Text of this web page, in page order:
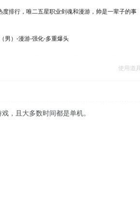
度排行，唯二五星职业剑魂和漫游，帅是一辈子的事
男）-漫游-强化-多重爆头
使用道具
，且大多数时间都是单机。